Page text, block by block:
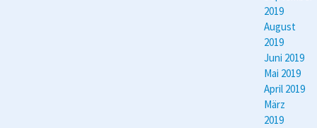
2019
August
2019
Juni 2019
Mai 2019
April 2019
März
2019